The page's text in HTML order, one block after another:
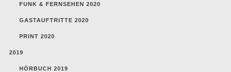
FUNK & FERNSEHEN 2020
GASTAUFTRITTE 2020
PRINT 2020
2019
HÖRBUCH 2019